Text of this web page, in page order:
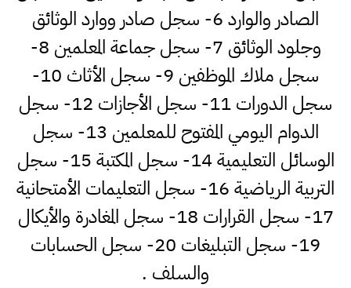
الصادر والوارد 6- سجل صادر ووارد الوثائق
وجلود الوثائق 7- سجل جماعة المعلمين 8-
سجل ملاك الموظفين 9- سجل الأثاث 10-
سجل الدورات 11- سجل الأجازات 12- سجل
الدوام اليومي المفتوح للمعلمين 13- سجل
الوسائل التعليمية 14- سجل المكتبة 15- سجل
التربية الرياضية 16- سجل التعليمات الأمتحانية
17- سجل القرارات 18- سجل المغادرة والأيكال
19- سجل التبليغات 20- سجل الحسابات
والسلف .